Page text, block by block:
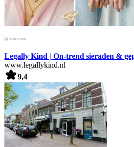
Legally Kind | On-trend sieraden &
www.legallykind.nl
9,4